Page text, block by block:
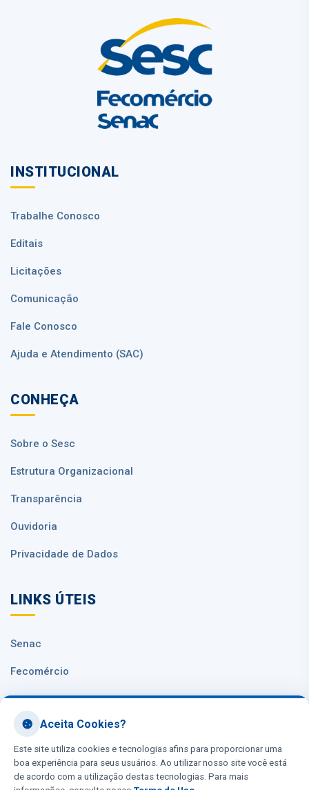
INSTITUCIONAL
Trabalhe Conosco
Editais
Licitações
Comunicação
Fale Conosco
Ajuda e Atendimento (SAC)
CONHEÇA
Sobre o Sesc
Estrutura Organizacional
Transparência
Ouvidoria
Privacidade de Dados
LINKS ÚTEIS
Senac
Fecomércio
Sesc Nacional
CNC Aceita Cookies?
Este site utiliza cookies e tecnologias afins para proporcionar uma
boa experiência para seus usuários. Ao utilizar nosso site você está
de acordo com a utilização destas tecnologias. Para mais